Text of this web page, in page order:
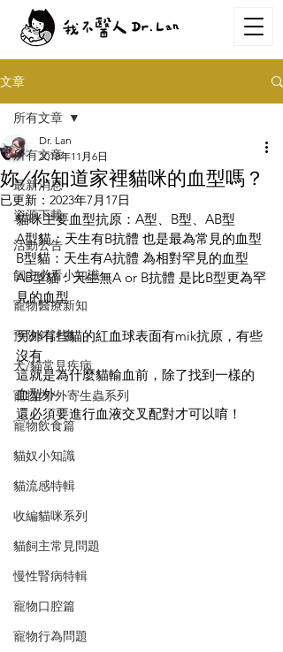
文章
所有文章
最新消息
資源下載
活動公告
飼主必看小知識
寵物醫療新知
預防針計畫
犬/貓常見疾病
寵物內/外寄生蟲系列
寵物飲食篇
貓奴小知識
貓流感特輯
收編貓咪系列
貓飼主常見問題
慢性腎病特輯
寵物口腔篇
寵物行為問題
所有文章
妳/你知道家裡貓咪的血型嗎？
Dr. Lan
2018年11月6日
已更新： 2023年7月17日
貓咪主要血型抗原：A型、B型、AB型
A型貓：天生有B抗體 也是最為常見的血型
B型貓：天生有A抗體 為相對罕見的血型
AB型貓：天生無A or B抗體 是比B型更為罕
見的血型
另外有些貓的紅血球表面有mik抗原，有些
沒有
這就是為什麼貓輸血前，除了找到一樣的
血型外
還必須要進行血液交叉配對才可以唷！